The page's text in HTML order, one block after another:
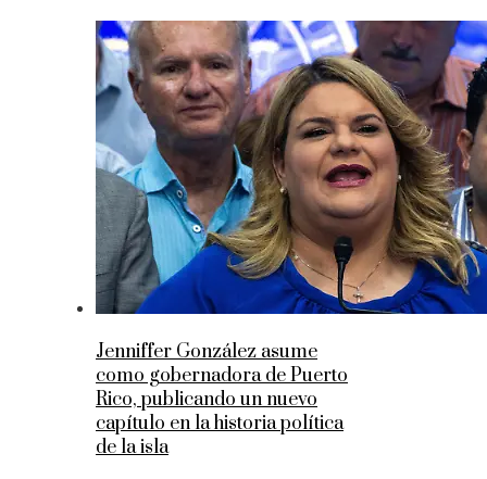
Jenniffer González asume
como gobernadora de Puerto
Rico, publicando un nuevo
capítulo en la historia política
de la isla